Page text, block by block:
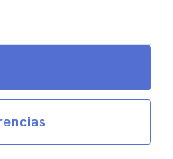
más céntricos y